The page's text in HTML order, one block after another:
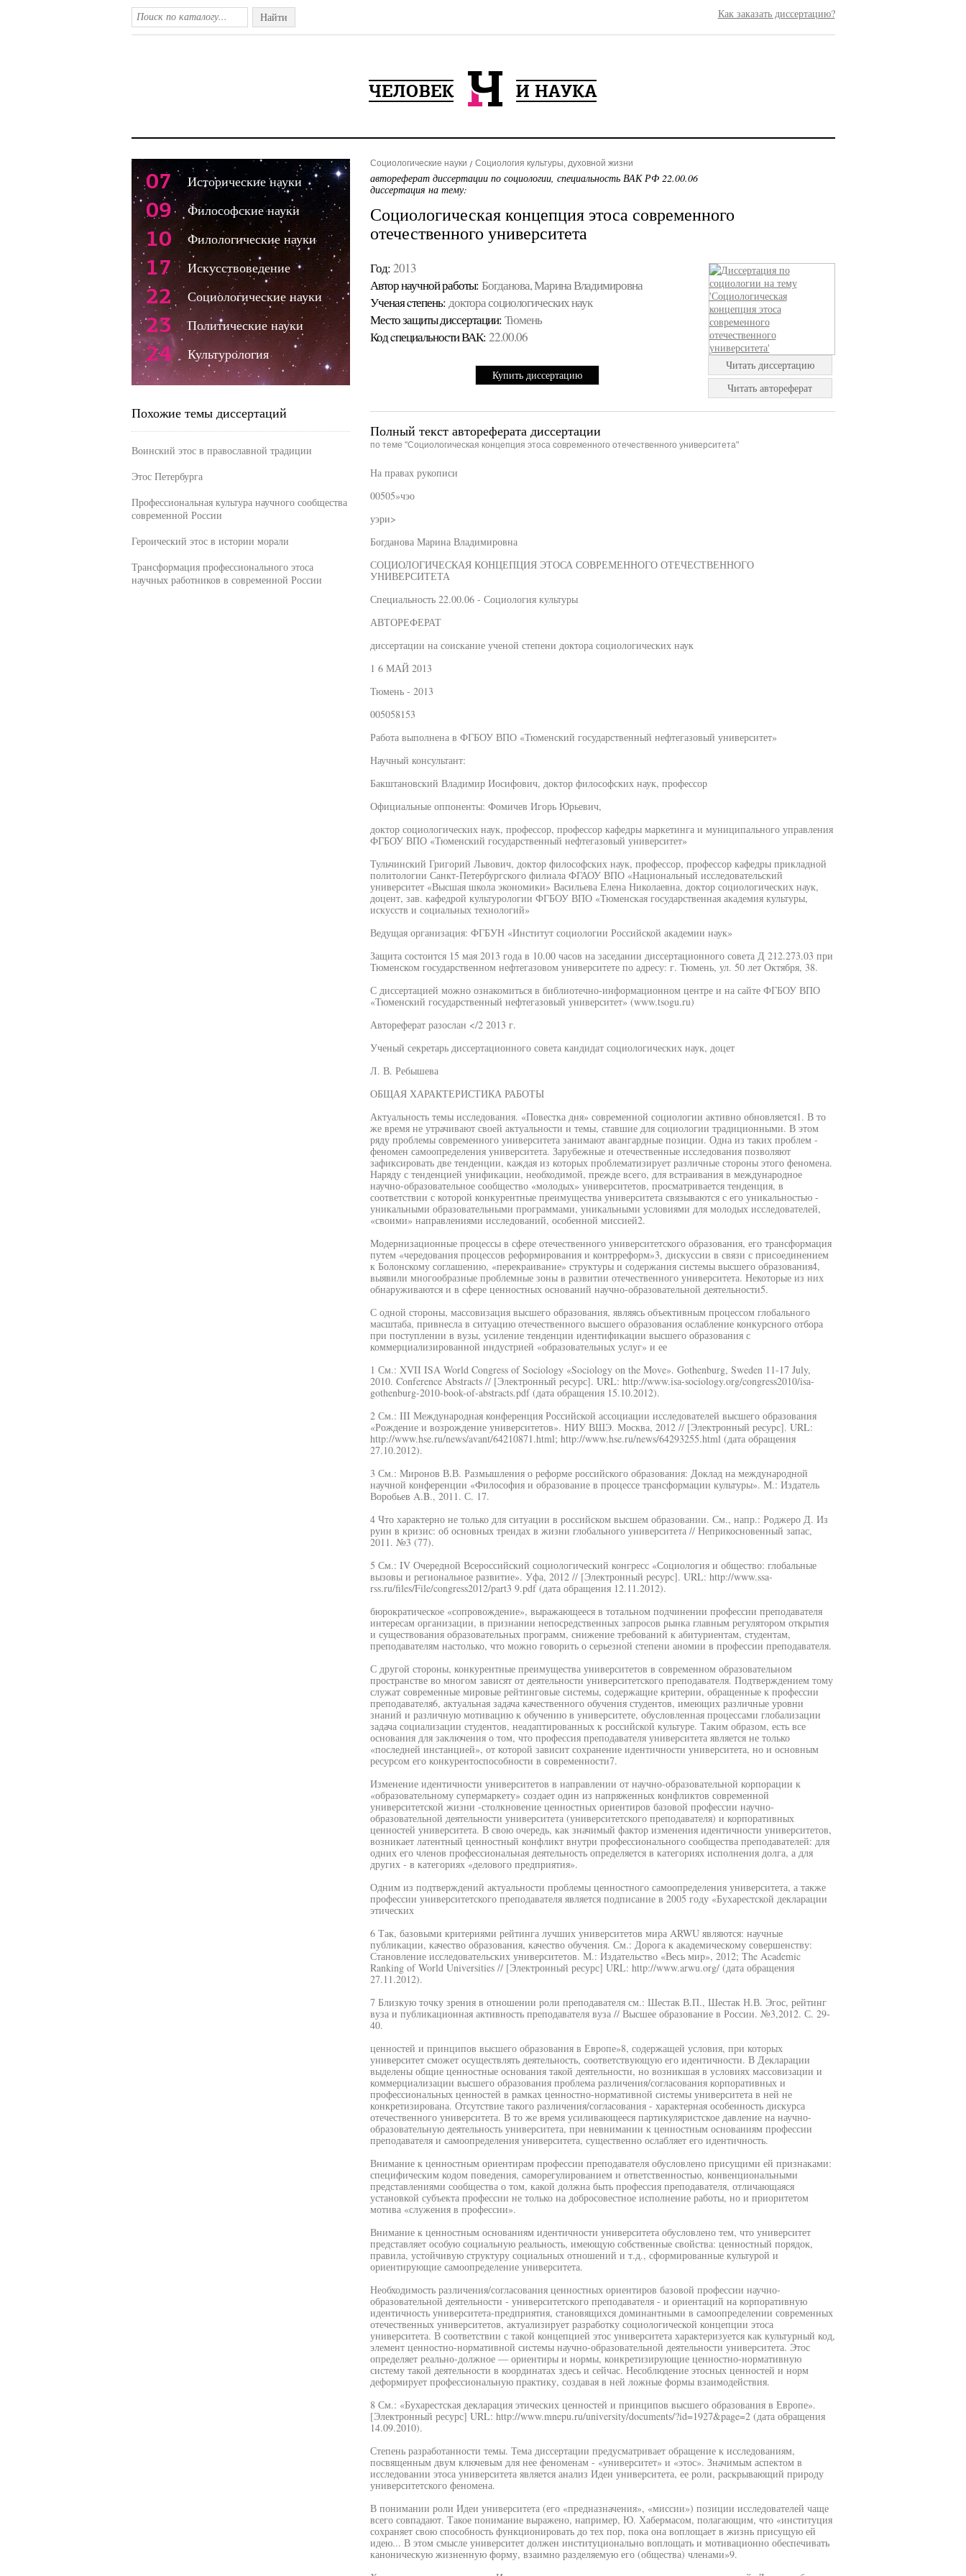
Найти Как заказать диссертацию?
Социологические науки Социология культуры, духовной жизни
автореферат диссертации по социологии, специальность ВАК РФ 22.00.06
диссертация на тему:
Социологическая концепция этоса современного
отечественного университета
Год: 2013
Автор научной работы: Богданова, Марина Владимировна
Ученая cтепень: доктора социологических наук
Место защиты диссертации: Тюмень
Код cпециальности ВАК: 22.00.06
Купить диссертацию
Читать диссертацию
Читать автореферат
Полный текст автореферата диссертации
по теме "Социологическая концепция этоса современного отечественного университета"
На правах рукописи
00505»чэо
уэри>
Богданова Марина Владимировна
СОЦИОЛОГИЧЕСКАЯ КОНЦЕПЦИЯ ЭТОСА СОВРЕМЕННОГО ОТЕЧЕСТВЕННОГО
УНИВЕРСИТЕТА
Специальность 22.00.06 - Социология культуры
АВТОРЕФЕРАТ
диссертации на соискание ученой степени доктора социологических наук
1 6 МАЙ 2013
Тюмень - 2013
005058153
Работа выполнена в ФГБОУ ВПО «Тюменский государственный нефтегазовый университет»
Научный консультант:
Бакштановский Владимир Иосифович, доктор философских наук, профессор
Официальные оппоненты: Фомичев Игорь Юрьевич,
доктор социологических наук, профессор, профессор кафедры маркетинга и муниципального управления
ФГБОУ ВПО «Тюменский государственный нефтегазовый университет»
Тульчинский Григорий Львович, доктор философских наук, профессор, профессор кафедры прикладной
политологии Санкт-Петербургского филиала ФГАОУ ВПО «Национальный исследовательский
университет «Высшая школа экономики» Васильева Елена Николаевна, доктор социологических наук,
доцент, зав. кафедрой культурологии ФГБОУ ВПО «Тюменская государственная академия культуры,
искусств и социальных технологий»
Ведущая организация: ФГБУН «Институт социологии Российской академии наук»
Защита состоится 15 мая 2013 года в 10.00 часов на заседании диссертационного совета Д 212.273.03 при
Тюменском государственном нефтегазовом университете по адресу: г. Тюмень, ул. 50 лет Октября, 38.
С диссертацией можно ознакомиться в библиотечно-информационном центре и на сайте ФГБОУ ВПО
«Тюменский государственный нефтегазовый университет» (www.tsogu.ru)
Автореферат разослан </2 2013 г.
Ученый секретарь диссертационного совета кандидат социологических наук, доцет
Л. В. Ребышева
ОБЩАЯ ХАРАКТЕРИСТИКА РАБОТЫ
Актуальность темы исследования. «Повестка дня» современной социологии активно обновляется1. В то
же время не утрачивают своей актуальности и темы, ставшие для социологии традиционными. В этом
ряду проблемы современного университета занимают авангардные позиции. Одна из таких проблем -
феномен самоопределения университета. Зарубежные и отечественные исследования позволяют
зафиксировать две тенденции, каждая из которых проблематизирует различные стороны этого феномена.
Наряду с тенденцией унификации, необходимой, прежде всего, для встраивания в международное
научно-образовательное сообщество «молодых» университетов, просматривается тенденция, в
соответствии с которой конкурентные преимущества университета связываются с его уникальностью -
уникальными образовательными программами, уникальными условиями для молодых исследователей,
«своими» направлениями исследований, особенной миссией2.
Модернизационные процессы в сфере отечественного университетского образования, его трансформация
путем «чередования процессов реформирования и контрреформ»3, дискуссии в связи с присоединением
к Болонскому соглашению, «перекраивание» структуры и содержания системы высшего образования4,
выявили многообразные проблемные зоны в развитии отечественного университета. Некоторые из них
обнаруживаются и в сфере ценностных оснований научно-образовательной деятельности5.
С одной стороны, массовизация высшего образования, являясь объективным процессом глобального
масштаба, привнесла в ситуацию отечественного высшего образования ослабление конкурсного отбора
при поступлении в вузы, усиление тенденции идентификации высшего образования с
коммерциализированной индустрией «образовательных услуг» и ее
1 См.: XVII ISA World Congress of Sociology «Sociology on the Move». Gothenburg, Sweden 11-17 July,
2010. Conference Abstracts // [Электронный ресурс]. URL: http://www.isa-sociology.org/congress2010/isa-
gothenburg-2010-book-of-abstracts.pdf (дата обращения 15.10.2012).
2 См.: III Международная конференция Российской ассоциации исследователей высшего образования
«Рождение и возрождение университетов». НИУ ВШЭ. Москва, 2012 // [Электронный ресурс]. URL:
http://www.hse.ru/news/avant/64210871.html; http://www.hse.ru/news/64293255.html (дата обращения
27.10.2012).
3 См.: Миронов В.В. Размышления о реформе российского образования: Доклад на международной
научной конференции «Философия и образование в процессе трансформации культуры». М.: Издатель
Воробьев A.B., 2011. С. 17.
4 Что характерно не только для ситуации в российском высшем образовании. См., напр.: Роджеро Д. Из
руин в кризис: об основных трендах в жизни глобального университета // Неприкосновенный запас,
2011. №3 (77).
5 См.: IV Очередной Всероссийский социологический конгресс «Социология и общество: глобальные
вызовы и региональное развитие». Уфа, 2012 // [Электронный ресурс]. URL: http://www.ssa-
rss.ru/files/File/congress2012/part3 9.pdf (дата обращения 12.11.2012).
бюрократическое «сопровождение», выражающееся в тотальном подчинении профессии преподавателя
интересам организации, в признании непосредственных запросов рынка главным регулятором открытия
и существования образовательных программ, снижение требований к абитуриентам, студентам,
преподавателям настолько, что можно говорить о серьезной степени аномии в профессии преподавателя.
С другой стороны, конкурентные преимущества университетов в современном образовательном
пространстве во многом зависят от деятельности университетского преподавателя. Подтверждением тому
служат современные мировые рейтинговые системы, содержащие критерии, обращенные к профессии
преподавателя6, актуальная задача качественного обучения студентов, имеющих различные уровни
знаний и различную мотивацию к обучению в университете, обусловленная процессами глобализации
задача социализации студентов, неадаптированных к российской культуре. Таким образом, есть все
основания для заключения о том, что профессия преподавателя университета является не только
«последней инстанцией», от которой зависит сохранение идентичности университета, но и основным
ресурсом его конкурентоспособности в современности7.
Изменение идентичности университетов в направлении от научно-образовательной корпорации к
«образовательному супермаркету» создает один из напряженных конфликтов современной
университетской жизни -столкновение ценностных ориентиров базовой профессии научно-
образовательной деятельности университета (университетского преподавателя) и корпоративных
ценностей университета. В свою очередь, как значимый фактор изменения идентичности университетов,
возникает латентный ценностный конфликт внутри профессионального сообщества преподавателей: для
одних его членов профессиональная деятельность определяется в категориях исполнения долга, а для
других - в категориях «делового предприятия».
Одним из подтверждений актуальности проблемы ценностного самоопределения университета, а также
профессии университетского преподавателя является подписание в 2005 году «Бухарестской декларации
этических
6 Так, базовыми критериями рейтинга лучших университетов мира ARWU являются: научные
публикации, качество образования, качество обучения. См.: Дорога к академическому совершенству:
Становление исследовательских университетов. М.: Издательство «Весь мир», 2012; The Academic
Ranking of World Universities // [Электронный ресурс] URL: http://www.arwu.org/ (дата обращения
27.11.2012).
7 Близкую точку зрения в отношении роли преподавателя см.: Шестак В.П., Шестак Н.В. Эгос, рейтинг
вуза и публикационная активность преподавателя вуза // Высшее образование в России. №3,2012. С. 29-
40.
ценностей и принципов высшего образования в Европе»8, содержащей условия, при которых
университет сможет осуществлять деятельность, соответствующую его идентичности. В Декларации
выделены общие ценностные основания такой деятельности, но возникшая в условиях массовизации и
коммерциализации высшего образования проблема различения/согласования корпоративных и
профессиональных ценностей в рамках ценностно-нормативной системы университета в ней не
конкретизирована. Отсутствие такого различения/согласования - характерная особенность дискурса
отечественного университета. В то же время усиливающееся партикуляристское давление на научно-
образовательную деятельность университета, при невнимании к ценностным основаниям профессии
преподавателя и самоопределения университета, существенно ослабляет его идентичность.
Внимание к ценностным ориентирам профессии преподавателя обусловлено присущими ей признаками:
специфическим кодом поведения, саморегулированием и ответственностью, конвенциональными
представлениями сообщества о том, какой должна быть профессия преподавателя, отличающаяся
установкой субъекта профессии не только на добросовестное исполнение работы, но и приоритетом
мотива «служения в профессии».
Внимание к ценностным основаниям идентичности университета обусловлено тем, что университет
представляет особую социальную реальность, имеющую собственные свойства: ценностный порядок,
правила, устойчивую структуру социальных отношений и т.д., сформированные культурой и
ориентирующие самоопределение университета.
Необходимость различения/согласования ценностных ориентиров базовой профессии научно-
образовательной деятельности - университетского преподавателя - и ориентаций на корпоративную
идентичность университета-предприятия, становящихся доминантными в самоопределении современных
отечественных университетов, актуализирует разработку социологической концепции этоса
университета. В соответствии с такой концепцией этос университета характеризуется как культурный код,
элемент ценностно-нормативной системы научно-образовательной деятельности университета. Этос
определяет реально-должное — ориентиры и нормы, конкретизирующие ценностно-нормативную
систему такой деятельности в координатах здесь и сейчас. Несоблюдение этосных ценностей и норм
деформирует профессиональную практику, создавая в ней ложные формы взаимодействия.
8 См.: «Бухарестская декларация этических ценностей и принципов высшего образования в Европе».
[Электронный ресурс] URL: http://www.mnepu.ru/university/documents/?id=1927&page=2 (дата обращения
14.09.2010).
Степень разработанности темы. Тема диссертации предусматривает обращение к исследованиям,
посвященным двум ключевым для нее феноменам - «университет» и «этос». Значимым аспектом в
исследовании этоса университета является анализ Идеи университета, ее роли, раскрывающий природу
университетского феномена.
В понимании роли Идеи университета (его «предназначения», «миссии») позиции исследователей чаще
всего совпадают. Такое понимание выражено, например, Ю. Хабермасом, полагающим, что «институция
сохраняет свою способность функционировать до тех пор, пока она воплощает в жизнь присущую ей
идею... В этом смысле университет должен институционально воплощать и мотивационно обеспечивать
каноническую жизненную форму, взаимно разделяемую его (общества) членами»9.
07 Исторические науки
09 Философские науки
10 Филологические науки
17 Искусствоведение
22 Социологические науки
23 Политические науки
24 Культурология
Похожие темы диссертаций
Воинский этос в православной традиции
Этос Петербурга
Профессиональная культура научного сообщества
современной России
Героический этос в истории морали
Трансформация профессионального этоса
научных работников в современной России